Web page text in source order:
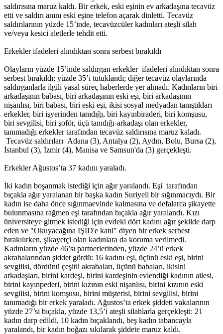
15:01 05/12/2016
saldırısına maruz kaldı. Bir erkek, eski eşinin ev arkadaşına tecavüz
etti ve saldırı anını eski eşine telefon açarak dinletti. Tecavüz
saldırılarının yüzde 15’inde, tecavüzcüler kadınları ateşli silah
ve/veya kesici aletlerle tehdit etti.
Erkekler ifadeleri alındıktan sonra serbest bırakıldı
Olayların yüzde 15’inde saldırgan erkekler ifadeleri alındıktan sonra
serbest bırakıldı; yüzde 35’i tutuklandı; diğer tecavüz olaylarında
saldırganlarla ilgili yasal süreç haberlerde yer almadı. Kadınların biri
arkadaşının babası, biri arkadaşının eski eşi, biri arkadaşının
nişanlısı, biri babası, biri eski eşi, ikisi sosyal medyadan tanıştıkları
erkekler, biri işyerinden tanıdığı, biri kayınbiraderi, biri komşusu,
biri sevgilisi, biri şoför, üçü tanıdığı-arkadaşı olan erkekler,
tanımadığı erkekler tarafından tecavüz saldırısına maruz kaladı.
Tecavüz saldırıları Adana (3), Antalya (2), Aydın, Bolu, Bursa (2),
İstanbul (3), İzmir (4), Manisa ve Samsun'da (3) gerçekleşti.
Erkekler Ağustos’ta 37 kadını yaraladı.
İki kadın boşanmak istediği için ağır yaralandı. Eşi tarafından
bıçakla ağır yaralanan bir başka kadın Suriyeli bir sığınmacıydı. Bir
kadın ise daha önce sığınmaevinde kalmasına ve defalarca şikayette
bulunmasına rağmen eşi tarafından bıçakla ağır yaralandı. Kızı
üniversiteye gitmek istediği için evdeki dört kadını ağır şekilde darp
eden ve "Okuyacağına IŞİD'e katıl" diyen bir erkek serbest
bırakılırken, şikayetçi olan kadınlara da koruma verilmedi.
Kadınların yüzde 46’sı partnerlerinden, yüzde 24’ü erkek
akrabalarından şiddet gördü: 16 kadını eşi, üçünü eski eşi, birini
sevgilisi, dördünü çeşitli akrabaları, üçünü babaları, ikisini
arkadaşları, birini kardeşi, birini kardeşinin evlendiği kadının ailesi,
birini kayınpederi, birini kızının eski nişanlısı, birini kızının eski
sevgilisi, birini komşusu, birini müşterisi, birini sevgilisi, birini
tanımadığı bir erkek yaraladı. Ağustos’ta erkek şiddeti vakalarının
yüzde 27’si bıçakla, yüzde 13,5’i ateşli silahlarla gerçekleşti: 21
kadın darp edildi, 10 kadın bıçaklandı, beş kadın tabancayla
yaralandı, bir kadın boğazı sıkılarak şiddete maruz kaldı.